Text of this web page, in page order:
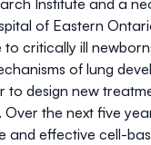
Institute and a
of Eastern
critically ill
of lung
to design new
Over the next five
and effective cell-